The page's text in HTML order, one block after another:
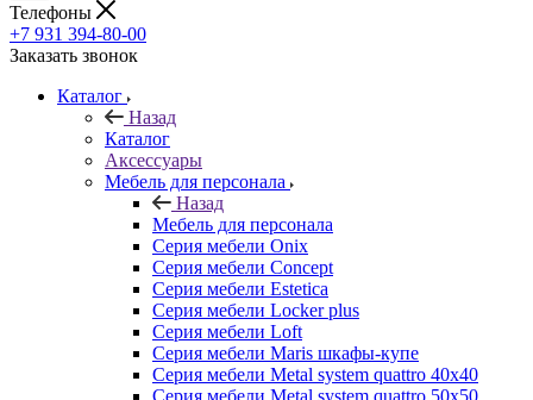
Телефоны
+7 931 394-80-00
Заказать звонок
Каталог
Назад
Каталог
Аксессуары
Мебель для персонала
Назад
Мебель для персонала
Серия мебели Onix
Серия мебели Concept
Серия мебели Estetica
Серия мебели Locker plus
Серия мебели Loft
Серия мебели Maris шкафы-купе
Серия мебели Metal system quattro 40x40
Серия мебели Metal system quattro 50x50